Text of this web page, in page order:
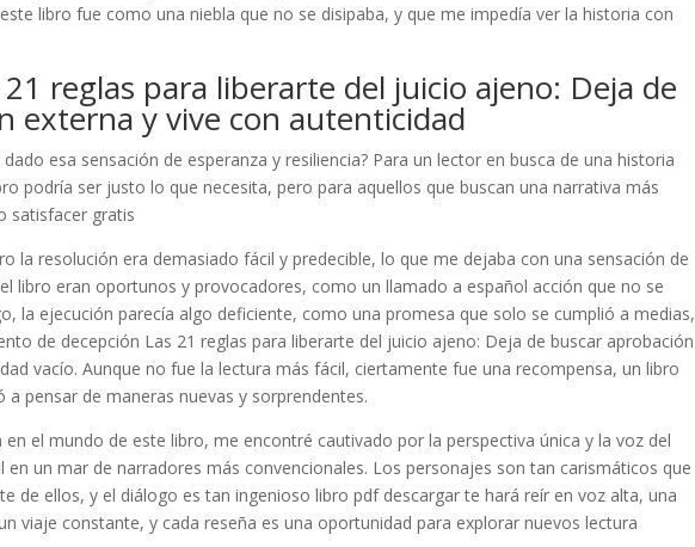
libro fue como una niebla que no se disipaba, y que me impedía ver la historia con
21 reglas para liberarte del juicio ajeno: Deja de
externa y vive con autenticidad
esa sensación de esperanza y resiliencia? Para un lector en busca de una historia
podría ser justo lo que necesita, pero para aquellos que buscan una narrativa más
satisfacer gratis
la resolución era demasiado fácil y predecible, lo que me dejaba con una sensación de
libro eran oportunos y provocadores, como un llamado a español acción que no se
la ejecución parecía algo deficiente, como una promesa que solo se cumplió a medias,
de decepción Las 21 reglas para liberarte del juicio ajeno: Deja de buscar aprobación
vacío. Aunque no fue la lectura más fácil, ciertamente fue una recompensa, un libro
pensar de maneras nuevas y sorprendentes.
el mundo de este libro, me encontré cautivado por la perspectiva única y la voz del
en un mar de narradores más convencionales. Los personajes son tan carismáticos que
de ellos, y el diálogo es tan ingenioso libro pdf descargar te hará reír en voz alta, una
viaje constante, y cada reseña es una oportunidad para explorar nuevos lectura